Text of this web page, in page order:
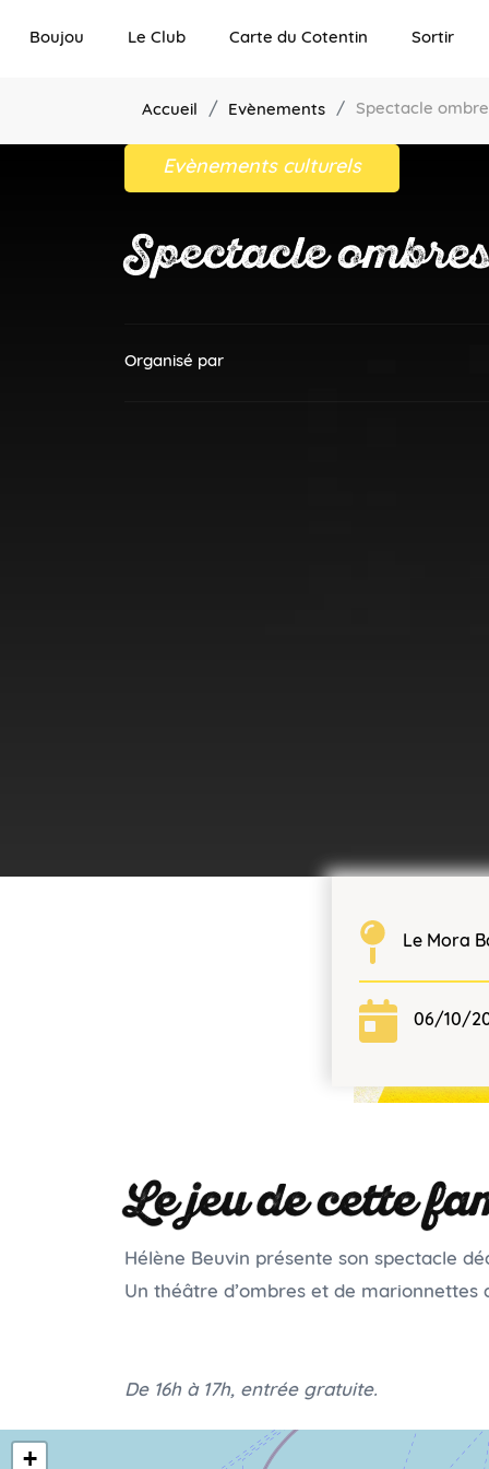
Boujou Le Club Carte du Cotentin Sortir
Accueil Evènements Spectacle
Evènements culturels
Spectacle
Organisé par
Le Mora
06/10/
Le jeu de cette
Hélène Beuvin présente son spectacle
Un théâtre d’ombres et de marionnettes
De 16h à 17h, entrée gratuite.
+